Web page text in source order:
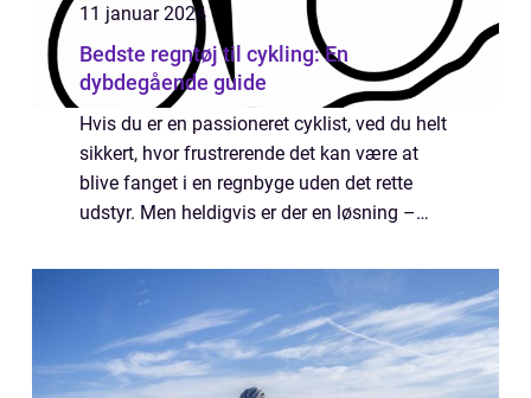
11 januar 2024
Bedste regntøj til cykling: En
dybdegående guide
Hvis du er en passioneret cyklist, ved du helt
sikkert, hvor frustrerende det kan være at
blive fanget i en regnbyge uden det rette
udstyr. Men heldigvis er der en løsning –
artikel vil vi dykke ne...